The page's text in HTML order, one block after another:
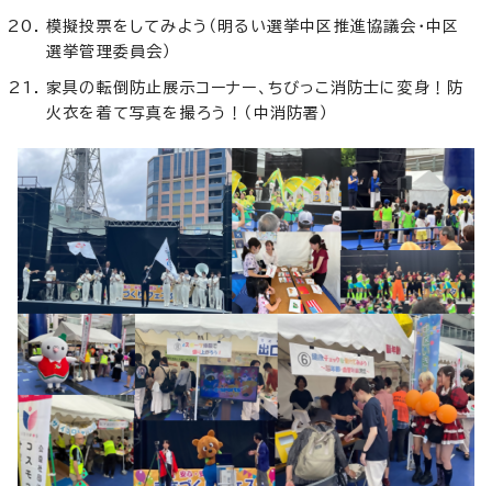
模擬投票をしてみよう（明るい選挙中区推進協議会・中区
選挙管理委員会）
家具の転倒防止展示コーナー、ちびっこ消防士に変身！防
火衣を着て写真を撮ろう！（中消防署）